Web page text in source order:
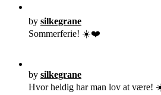
by silkegrane
Sommerferie! ☀️❤️
by silkegrane
Hvor heldig har man lov at være!